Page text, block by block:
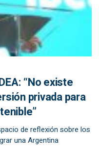
“No existe
privada para
de reflexión sobre los
una Argentina